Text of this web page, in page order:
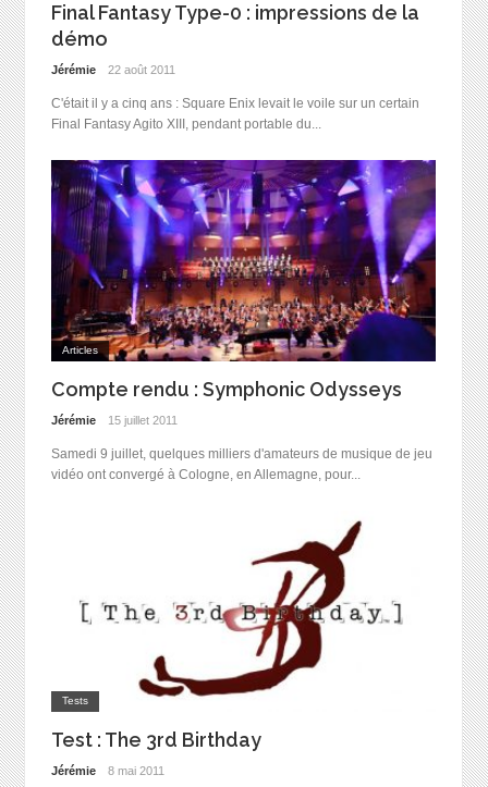
Final Fantasy Type-0 : impressions de la
démo
Jérémie 22 août 2011
C'était il y a cinq ans : Square Enix levait le voile sur un certain
Final Fantasy Agito XIII, pendant portable du...
Articles
Compte rendu : Symphonic Odysseys
Jérémie 15 juillet 2011
Samedi 9 juillet, quelques milliers d'amateurs de musique de jeu
vidéo ont convergé à Cologne, en Allemagne, pour...
Tests
Test : The 3rd Birthday
Jérémie 8 mai 2011